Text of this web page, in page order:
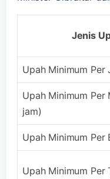
Jenis
Upah Minimum Per
Upah Minimum Per
jam)
Upah Minimum Per
Upah Minimum Per